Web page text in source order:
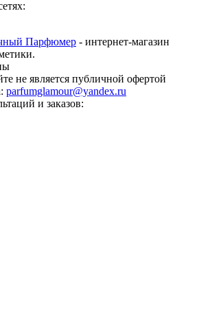
Парфюмер - интернет-магазин
не является публичной офертой
parfumglamour@yandex.ru
и заказов: